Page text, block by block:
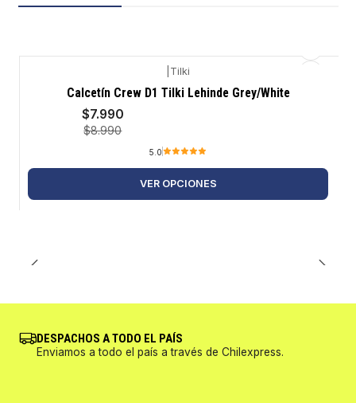
Tilki
Calcetín Crew D1 Tilki Lehinde Grey/White
$7.990
$8.990
5.0
VER OPCIONES
DESPACHOS A TODO EL PAÍS
Enviamos a todo el país a través de Chilexpress.